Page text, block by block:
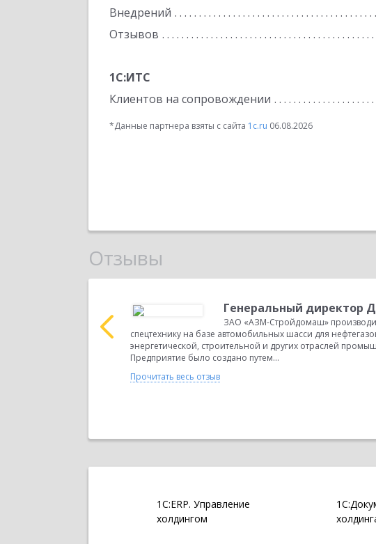
Внедрений
Отзывов
1С:ИТС
Клиентов на сопровождении
*Данные партнера взяты с сайта 1c.ru 06.08.2026
Отзывы
Генеральный директор
ЗАО «АЗМ-Стройдомаш»
спецтехнику на базе автомобильных шасси для
энергетической, строительной и других отраслей
Предприятие было создано путем...
Прочитать весь отзыв
1С:ERP. Управление
холдингом